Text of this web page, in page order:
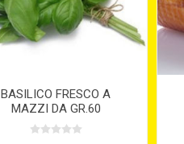
BASILICO FRESCO A
MAZZI DA GR.60